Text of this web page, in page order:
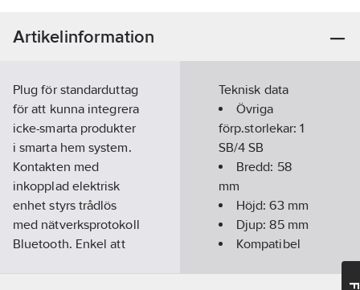
Artikelinformation
Plug för standarduttag
för att kunna integrera
icke-smarta produkter
i smarta hem system.
Kontakten med
inkopplad elektrisk
enhet styrs trådlös
med nätverksprotokoll
Bluetooth. Enkel att
Teknisk data
Övriga
förp.storlekar:1
SB/4 SB
Bredd: 58
mm
Höjd:63mm
Djup:85mm
Kompatibel